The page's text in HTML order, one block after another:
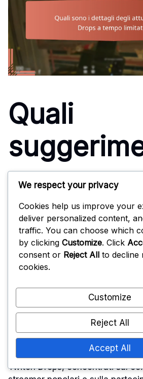
Quali
possono
ricevere
Drops?
Per massimizzare le tue
Twitch Drops, concentrati sul
We respect your privacy
Cookies help us improve your
deliver personalized content,
traffic. You can choose which
by clicking Customize. Click
consent or Reject All to decline
cookies.
Customize
Reject All
Accept All